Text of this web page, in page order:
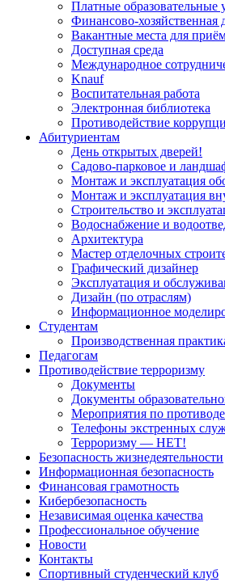
Платные образовательные
Финансово-хозяйственная
Вакантные места для
Доступная среда
Международное
Knauf
Воспитательная работа
Электронная библиотека
Противодействие
Абитуриентам
День открытых дверей!
Садово-парковое и
Монтаж и эксплуатация
Монтаж и эксплуатация
Строительство и
Водоснабжение и
Архитектура
Мастер отделочных
Графический дизайнер
Эксплуатация и
Дизайн (по отраслям)
Информационное
Студентам
Производственная
Педагогам
Противодействие терроризму
Документы
Документы
Мероприятия по
Телефоны экстренных
Терроризму — НЕТ!
Безопасность жизнедеятельности
Информационная безопасность
Финансовая грамотность
Кибербезопасность
Независимая оценка качества
Профессиональное обучение
Новости
Контакты
Спортивный студенческий клуб